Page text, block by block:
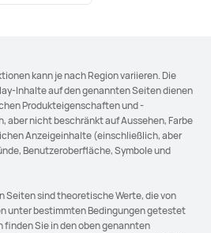
kann je nach Region variieren. Die
Inhalte auf den genannten Seiten dienen
Produkteigenschaften und -
nicht beschränkt auf Aussehen, Farbe
Anzeigeinhalte (einschließlich, aber
Benutzeroberfläche, Symbole und
Seiten sind theoretische Werte, die von
unter bestimmten Bedingungen getestet
Sie in den oben genannten